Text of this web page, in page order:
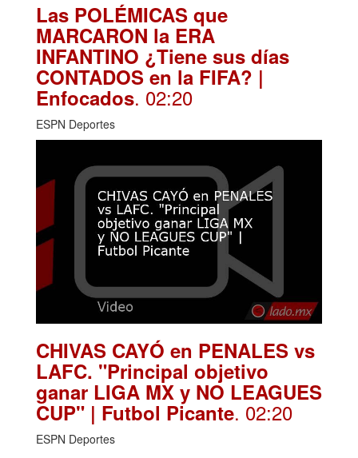
Las POLÉMICAS que
MARCARON la ERA
INFANTINO ¿Tiene sus días
CONTADOS en la FIFA? |
Enfocados. 02:20
ESPN Deportes
CHIVAS CAYÓ en PENALES vs
LAFC. "Principal objetivo
ganar LIGA MX y NO LEAGUES
CUP" | Futbol Picante. 02:20
ESPN Deportes